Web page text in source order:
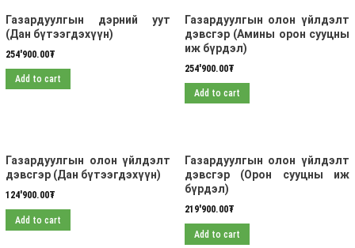
Газардуулгын дэрний уут
(Дан бүтээгдэхүүн)
254'900.00₮
Add to cart
Газардуулгын олон үйлдэлт
дэвсгэр (Амины орон сууцны
иж бүрдэл)
254'900.00₮
Add to cart
Газардуулгын олон үйлдэлт
дэвсгэр (Дан бүтээгдэхүүн)
124'900.00₮
Add to cart
Газардуулгын олон үйлдэлт
дэвсгэр (Орон сууцны иж
бүрдэл)
219'900.00₮
Add to cart